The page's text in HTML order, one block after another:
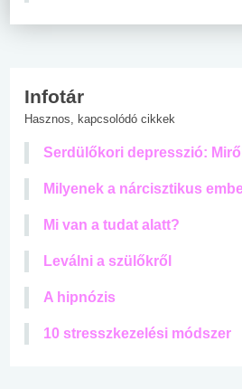
Infotár
Hasznos, kapcsolódó cikkek
Serdülőkori depresszió:
Milyenek a nárcisztikus
Mi van a tudat alatt?
Leválni a szülőkről
A hipnózis
10 stresszkezelési módszer